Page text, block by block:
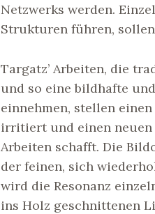
Netzwerks werden.
Strukturen führen,
Targatz’ Arbeiten, die
und so eine bildhafte
einnehmen, stellen
irritiert und einen neuen
Arbeiten schafft. Die
der feinen, sich
wird die Resonanz
ins Holz geschnittenen